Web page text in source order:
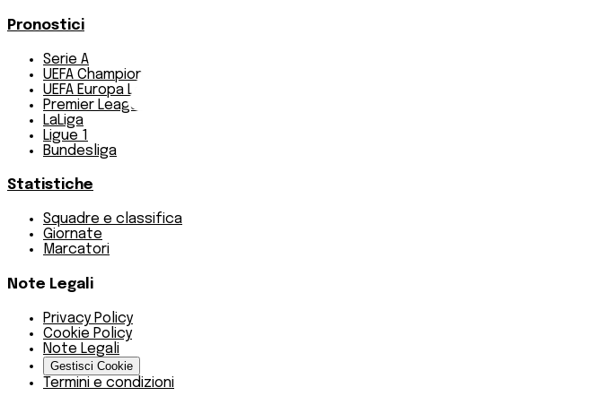
Pronostici
Serie A
UEFA Champions League Teams
UEFA Europa League Teams
Premier League
LaLiga
Ligue 1
Bundesliga
Statistiche
Squadre e classifica
Giornate
Marcatori
Note Legali
Privacy Policy
Cookie Policy
Note Legali
Gestisci Cookie
Termini e condizioni